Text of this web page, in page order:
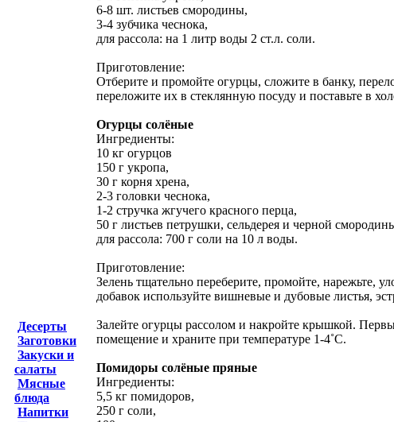
Десерты
Заготовки
Закуски и
салаты
Мясные
блюда
Напитки
6-8 шт. листьев смородины,
3-4 зубчика чеснока,
для рассола: на 1 литр воды 2 ст.л. соли.
Приготовление:
Отберите и промойте огурцы, сложите в банку,
переложите их в стеклянную посуду и поставьте в
Огурцы солёные
Ингредиенты:
10 кг огурцов
150 г укропа,
30 г корня хрена,
2-3 головки чеснока,
1-2 стручка жгучего красного перца,
50 г листьев петрушки, сельдерея и черной
для рассола: 700 г соли на 10 л воды.
Приготовление:
Зелень тщательно переберите, промойте, нарежьте,
добавок используйте вишневые и дубовые листья,
Залейте огурцы рассолом и накройте крышкой.
помещение и храните при температуре 1-4˚С.
Помидоры солёные пряные
Ингредиенты:
5,5 кг помидоров,
250 г соли,